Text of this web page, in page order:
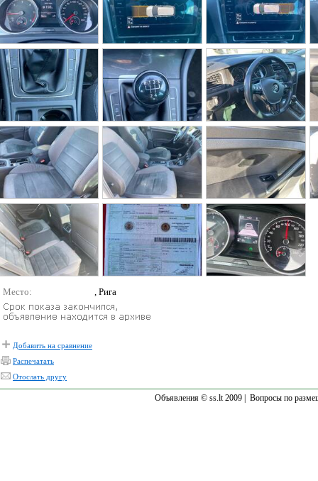
Место: , Рига
Добавить на сравнение
Распечатать
Отослать другу
Объявления © ss.lt 2009 | Вопросы по